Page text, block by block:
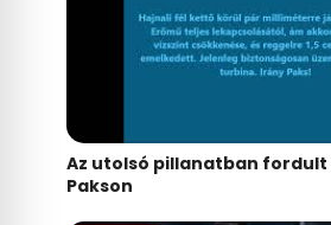
Az utolsó pillanatban fordult
Pakson